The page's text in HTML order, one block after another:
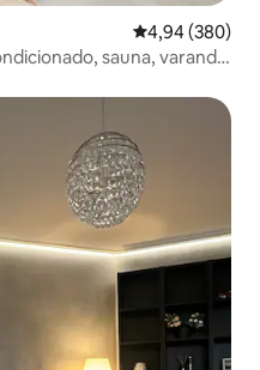
4,94 de uma
4,94 (380)
sauna, varanda